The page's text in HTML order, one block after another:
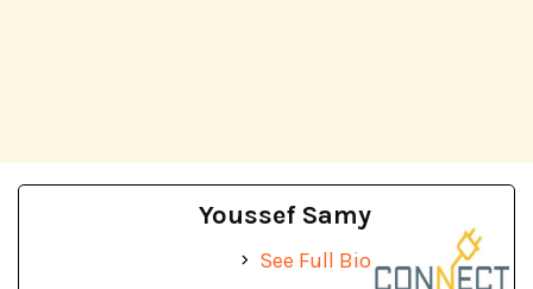
Youssef Samy
See Full Bio